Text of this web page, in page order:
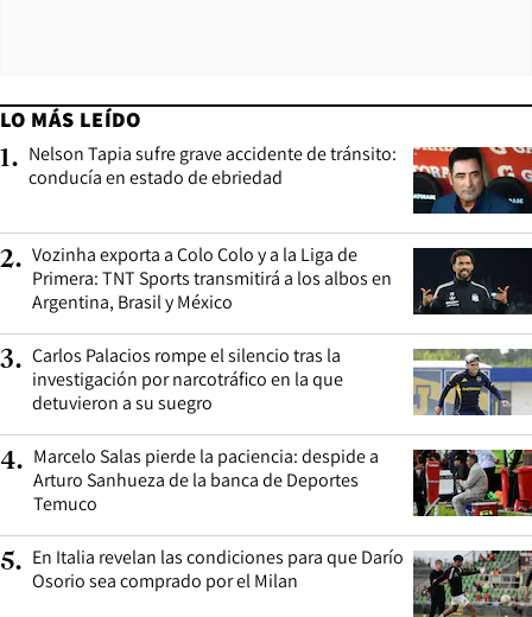
LO MÁS LEÍDO
1. Nelson Tapia sufre grave accidente de tránsito:
conducía en estado de ebriedad
2. Vozinha exporta a Colo Colo y a la Liga de
Primera: TNT Sports transmitirá a los albos en
Argentina, Brasil y México
3. Carlos Palacios rompe el silencio tras la
investigación por narcotráfico en la que
detuvieron a su suegro
4. Marcelo Salas pierde la paciencia: despide a
Arturo Sanhueza de la banca de Deportes
Temuco
5. En Italia revelan las condiciones para que Darío
Osorio sea comprado por el Milan